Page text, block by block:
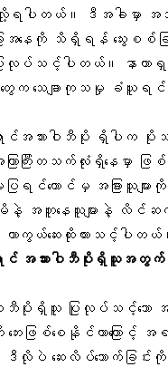
ာလို့ရပါတယ်။ ဒီအခါမှာ
ေအနေကို သိရှိရန် သွေးစစ်ခ
း ပြုလုပ်သင့်ပါတယ်။ နာတာ
တွေက သေချာကုသမှု ခံယူရ
င်အသားဝါဘီပိုး ရှိပါက ပိုး
ြာကြီးတသက်လုံးရှိနေမှာ
ပြရင်တောင်မှ အခြားသူမျ
နဲ့ အတူနေသူများနဲ့ လိင်ဆက်
ကာကွယ်ဆေးထိုးထားသင့်ပါတယ်
င် အသားဝါဘီပိုးရှိသူအတွက် ဘ
ဘီပိုးရှိသူ ပြုလုပ်သင့်သော အရာ
ဖြစ်စေနိုင်တာကြောင့် အ
ဒီလိုပဲ ဆေးလိပ်သောက်ခြင်း